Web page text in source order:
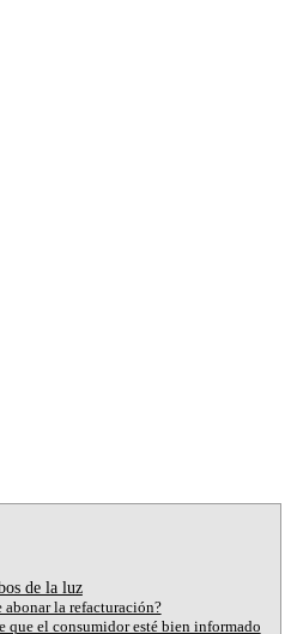
de la luz
abonar la refacturación?
que el consumidor esté bien informado